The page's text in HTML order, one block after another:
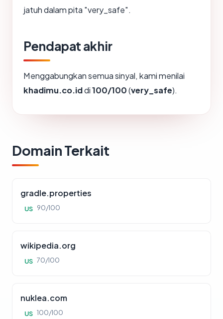
jatuh dalam pita "very_safe".
Pendapat akhir
Menggabungkan semua sinyal, kami menilai
khadimu.co.iddi100/100(very_safe).
Domain Terkait
gradle.properties
US 90/100
wikipedia.org
US 70/100
nuklea.com
US 100/100